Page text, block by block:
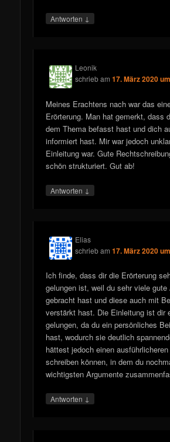
Antworten ↓
Leonik
schriebam17. März 2020
Meines Erachtens nach war das
Erörterung. Man hat gemerkt, dass
dem Thema befasst hast und dich
informiert hast. Mir war jedoch
Einleitung war. Gute
schön strukturiert. Gut ab!
Antworten ↓
Elias
schriebam17. März 2020
Ich finde, dass dir die Erörterung
gelungen ist, weil du sehr viele gute
gebracht hast und diese auch mit
verstärkt hast. Die Einleitung ist dir
gelungen, da du ein persönliches
hast, wodurch sie deutlich
hättest jedoch einen
schreiben können, in dem du
wichtigsten Argumente
Antworten ↓